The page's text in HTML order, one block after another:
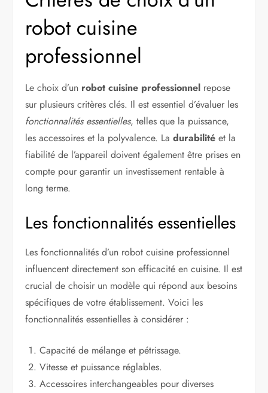
robot cuisine
professionnel
Le choix d’un robot cuisine professionnel repose
sur plusieurs critères clés. Il est essentiel d’évaluer les
fonctionnalités essentielles, telles que la puissance,
les accessoires et la polyvalence. Ladurabilité et la
fiabilité de l’appareil doivent également être prises en
compte pour garantir un investissement rentable à
long terme.
Les fonctionnalités essentielles
Les fonctionnalités d’un robot cuisine professionnel
influencent directement son efficacité en cuisine. Il est
crucial de choisir un modèle qui répond aux besoins
spécifiques de votre établissement. Voici les
fonctionnalités essentielles à considérer :
Capacité de mélange et pétrissage.
Vitesse et puissance réglables.
Accessoires interchangeables pour diverses